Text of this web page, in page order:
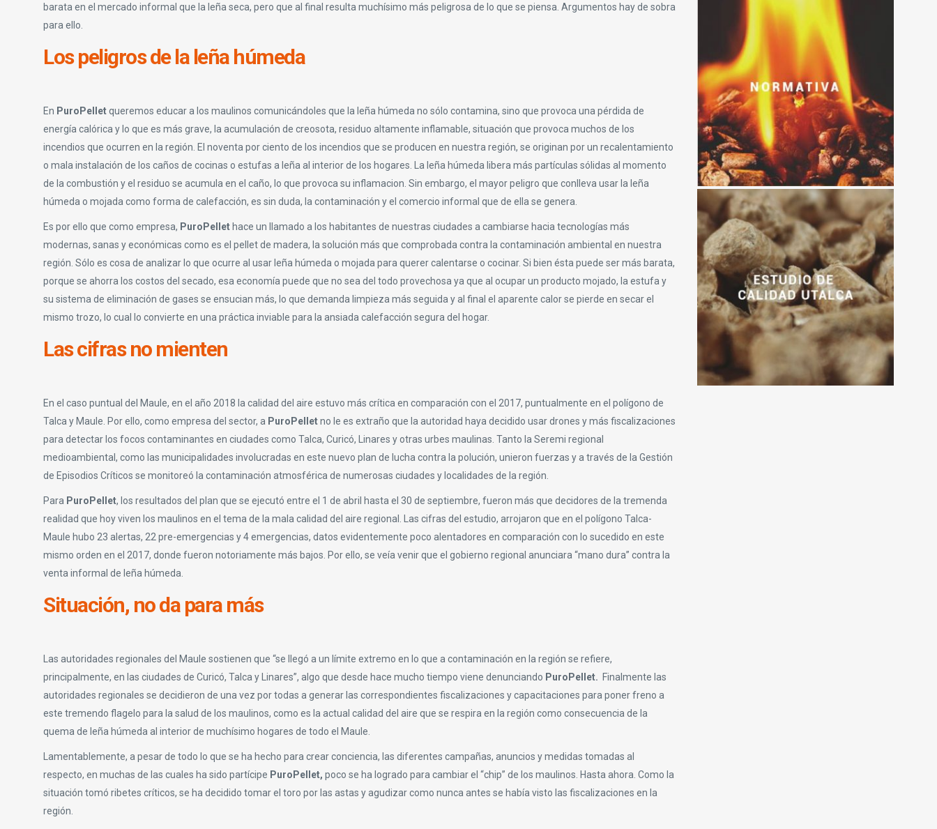
barata en el mercado informal que la leña seca, pero que al final resulta muchísimo más peligrosa de lo que se piensa. Argumentos hay de sobra
para ello.
Los peligros de la leña húmeda
En PuroPelletqueremos educar a los maulinos comunicándoles que la leña húmeda no sólo contamina, sino que provoca una pérdida de
energía calórica y lo que es más grave, la acumulación de creosota, residuo altamente inflamable, situación que provoca muchos de los
incendios que ocurren en la región. El noventa por ciento de los incendios que se producen en nuestra región, se originan por un recalentamiento
o mala instalación de los caños de cocinas o estufas a leña al interior de los hogares. La leña húmeda libera más partículas sólidas al momento
de la combustión y el residuo se acumula en el caño, lo que provoca su inflamacion. Sin embargo, el mayor peligro que conlleva usar la leña
húmeda o mojada como forma de calefacción, es sin duda, la contaminación y el comercio informal que de ella se genera.
Es por ello que como empresa, PuroPellet hace un llamado a los habitantes de nuestras ciudades a cambiarse hacia tecnologías más
modernas, sanas y económicas como es el pellet de madera, la solución más que comprobada contra la contaminación ambiental en nuestra
región. Sólo es cosa de analizar lo que ocurre al usar leña húmeda o mojada para querer calentarse o cocinar. Si bien ésta puede ser más barata,
porque se ahorra los costos del secado, esa economía puede que no sea del todo provechosa ya que al ocupar un producto mojado, la estufa y
su sistema de eliminación de gases se ensucian más, lo que demanda limpieza más seguida y al final el aparente calor se pierde en secar el
mismo trozo, lo cual lo convierte en una práctica inviable para la ansiada calefacción segura del hogar.
Las cifras no mienten
En el caso puntual del Maule, en el año 2018 la calidad del aire estuvo más crítica en comparación con el 2017, puntualmente en el polígono de
Talca y Maule. Por ello, como empresa del sector, a PuroPelletno le es extraño que la autoridad haya decidido usar drones y más fiscalizaciones
para detectar los focos contaminantes en ciudades como Talca, Curicó, Linares y otras urbes maulinas. Tanto la Seremi regional
medioambiental, como las municipalidades involucradas en este nuevo plan de lucha contra la polución, unieron fuerzas y a través de la Gestión
de Episodios Críticos se monitoreó la contaminación atmosférica de numerosas ciudades y localidades de la región.
Para PuroPellet, los resultados del plan que se ejecutó entre el 1 de abril hasta el 30 de septiembre, fueron más que decidores de la tremenda
realidad que hoy viven los maulinos en el tema de la mala calidad del aire regional. Las cifras del estudio, arrojaron que en el polígono Talca-
Maule hubo 23 alertas, 22 pre-emergencias y 4 emergencias, datos evidentemente poco alentadores en comparación con lo sucedido en este
mismo orden en el 2017, donde fueron notoriamente más bajos. Por ello, se veía venir que el gobierno regional anunciara “mano dura” contra la
venta informal de leña húmeda.
Situación, no da para más
Las autoridades regionales del Maule sostienen que “se llegó a un límite extremo en lo que a contaminación en la región se refiere,
principalmente, en las ciudades de Curicó, Talca y Linares”, algo que desde hace mucho tiempo viene denunciando PuroPellet. Finalmente las
autoridades regionales se decidieron de una vez por todas a generar las correspondientes fiscalizaciones y capacitaciones para poner freno a
este tremendo flagelo para la salud de los maulinos, como es la actual calidad del aire que se respira en la región como consecuencia de la
quema de leña húmeda al interior de muchísimo hogares de todo el Maule.
Lamentablemente, a pesar de todo lo que se ha hecho para crear conciencia, las diferentes campañas, anuncios y medidas tomadas al
respecto, en muchas de las cuales ha sido partícipe PuroPellet, poco se ha logrado para cambiar el “chip” de los maulinos. Hasta ahora. Como la
situación tomó ribetes críticos, se ha decidido tomar el toro por las astas y agudizar como nunca antes se había visto las fiscalizaciones en la
región.